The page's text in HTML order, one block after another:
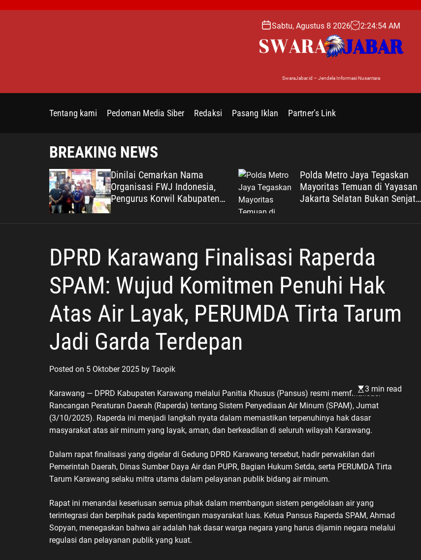
o
Sabtu, Agustus 8 2026 2:24:55 AM
SwaraJabar.id – Jendela Informasi Nusantara
Tentang kami Pedoman Media Siber Redaksi Pasang Iklan Partner’s Link
BREAKING NEWS
Dinilai Cemarkan Nama
Organisasi FWJ Indonesia,
Pengurus Korwil Kabupaten
Bekasi Laporkan RSP alias Ros
Polda Metro Jaya Tegaskan
Mayoritas Temuan di Yayasan
Jakarta Selatan Bukan Senjata
DPRD Karawang Finalisasi Raperda
SPAM: Wujud Komitmen Penuhi Hak
Atas Air Layak, PERUMDA Tirta Tarum
Jadi Garda Terdepan
Posted on 5 Oktober 2025 by Taopik
3 min read
Karawang — DPRD Kabupaten Karawang melalui Panitia Khusus (Pansus) resmi memfinalisasi
Rancangan Peraturan Daerah (Raperda) tentang Sistem Penyediaan Air Minum (SPAM), Jumat
(3/10/2025). Raperda ini menjadi langkah nyata dalam memastikan terpenuhinya hak dasar
masyarakat atas air minum yang layak, aman, dan berkeadilan di seluruh wilayah Karawang.
Dalam rapat finalisasi yang digelar di Gedung DPRD Karawang tersebut, hadir perwakilan dari
Pemerintah Daerah, Dinas Sumber Daya Air dan PUPR, Bagian Hukum Setda, serta PERUMDA Tirta
Tarum Karawang selaku mitra utama dalam pelayanan publik bidang air minum.
Rapat ini menandai keseriusan semua pihak dalam membangun sistem pengelolaan air yang
terintegrasi dan berpihak pada kepentingan masyarakat luas. Ketua Pansus Raperda SPAM, Ahmad
Sopyan, menegaskan bahwa air adalah hak dasar warga negara yang harus dijamin negara melalui
regulasi dan pelayanan publik yang kuat.